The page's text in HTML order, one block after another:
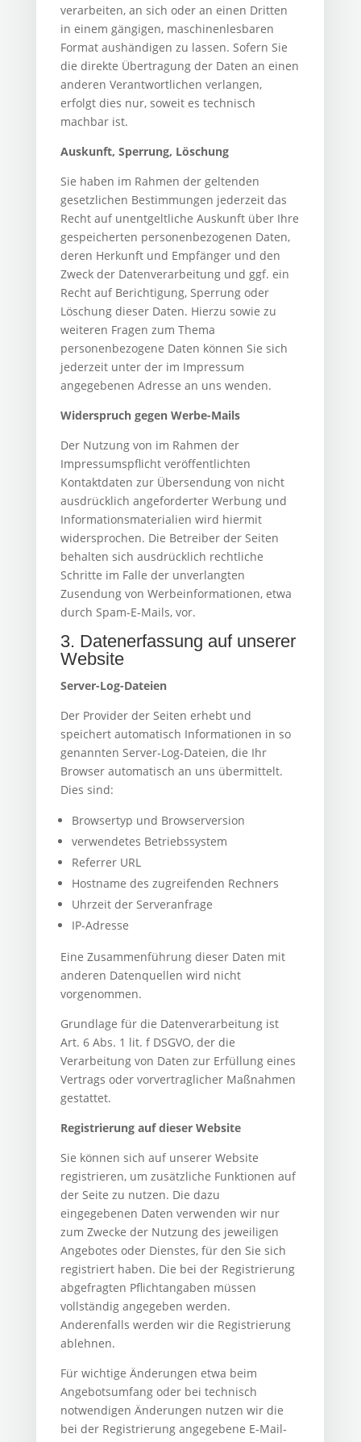
verarbeiten, an sich oder an einen Dritten
in einem gängigen, maschinenlesbaren
Format aushändigen zu lassen. Sofern Sie
die direkte Übertragung der Daten an einen
anderen Verantwortlichen verlangen,
erfolgt dies nur, soweit es technisch
machbar ist.
Auskunft, Sperrung, Löschung
Sie haben im Rahmen der geltenden
gesetzlichen Bestimmungen jederzeit das
Recht auf unentgeltliche Auskunft über Ihre
gespeicherten personenbezogenen Daten,
deren Herkunft und Empfänger und den
Zweck der Datenverarbeitung und ggf. ein
Recht auf Berichtigung, Sperrung oder
Löschung dieser Daten. Hierzu sowie zu
weiteren Fragen zum Thema
personenbezogene Daten können Sie sich
jederzeit unter der im Impressum
angegebenen Adresse an uns wenden.
Widerspruch gegen Werbe-Mails
Der Nutzung von im Rahmen der
Impressumspflicht veröffentlichten
Kontaktdaten zur Übersendung von nicht
ausdrücklich angeforderter Werbung und
Informationsmaterialien wird hiermit
widersprochen. Die Betreiber der Seiten
behalten sich ausdrücklich rechtliche
Schritte im Falle der unverlangten
Zusendung von Werbeinformationen, etwa
durch Spam-E-Mails, vor.
3. Datenerfassung auf unserer
Website
Server-Log-Dateien
Der Provider der Seiten erhebt und
speichert automatisch Informationen in so
genannten Server-Log-Dateien, die Ihr
Browser automatisch an uns übermittelt.
Dies sind:
Browsertyp und Browserversion
verwendetes Betriebssystem
Referrer URL
Hostname des zugreifenden Rechners
Uhrzeit der Serveranfrage
IP-Adresse
Eine Zusammenführung dieser Daten mit
anderen Datenquellen wird nicht
vorgenommen.
Grundlage für die Datenverarbeitung ist
Art. 6 Abs. 1 lit. f DSGVO, der die
Verarbeitung von Daten zur Erfüllung eines
Vertrags oder vorvertraglicher Maßnahmen
gestattet.
Registrierung auf dieser Website
Sie können sich auf unserer Website
registrieren, um zusätzliche Funktionen auf
der Seite zu nutzen. Die dazu
eingegebenen Daten verwenden wir nur
zum Zwecke der Nutzung des jeweiligen
Angebotes oder Dienstes, für den Sie sich
registriert haben. Die bei der Registrierung
abgefragten Pflichtangaben müssen
vollständig angegeben werden.
Anderenfalls werden wir die Registrierung
ablehnen.
Für wichtige Änderungen etwa beim
Angebotsumfang oder bei technisch
notwendigen Änderungen nutzen wir die
bei der Registrierung angegebene E-Mail-